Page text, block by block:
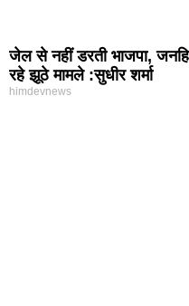
जेल से नहीं डरती भाजपा,
रहे झूठे मामले :सुधीर शर्मा
himdevnews